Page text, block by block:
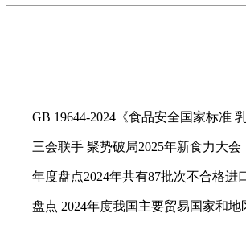
GB 19644-2024《食品安全国家标准
三会联手 聚势破局2025年新食力大会
年度盘点2024年共有87批次不合格进
盘点 2024年度我国主要贸易国家和地